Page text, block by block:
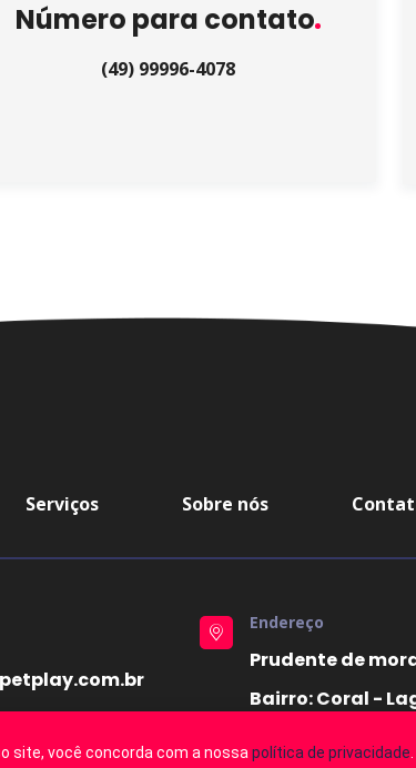
Número para contato
(49) 99996-4078
Serviços Sobre nós
Endereço
Prudente de
Bairro: Coral -
- Centro Veterinário Pet Play © 2026 - Todos os
site, você concorda com a nossa política de privacidade